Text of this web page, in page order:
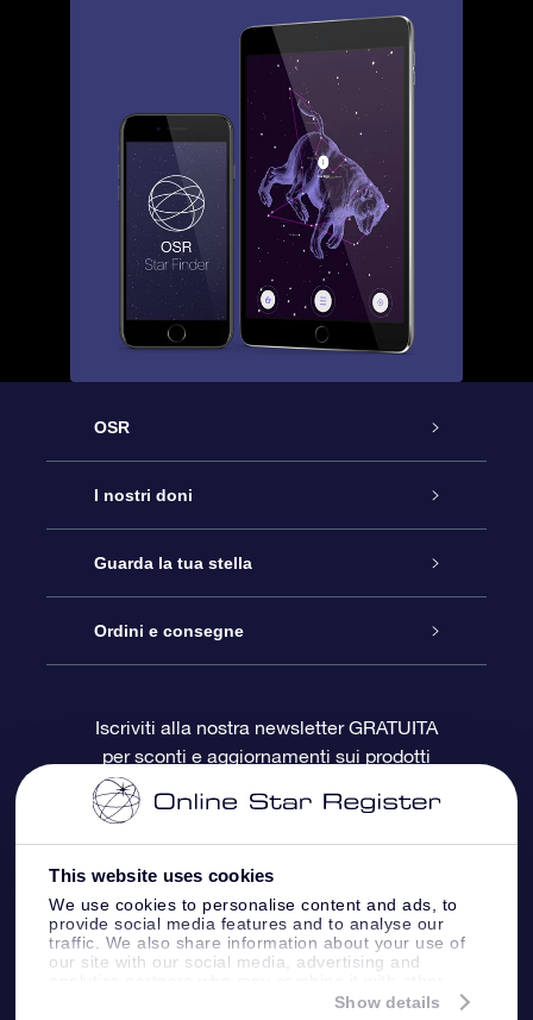
This website uses cookies
We use cookies to personalise content and ads, to
provide social media features and to analyse our
traffic. We also share information about your use of
our site with our social media, advertising and
information that you’ve provided to them or that
Show details
OSR
Assistenza
Contattaci
Blog
OSR Recensioni
I nostri doni
Online Star Gift
Pacchetto regalo OSR
Gift Card OSR
Doni aziendali
Guarda la tua stella
Registro stellare
Star Page personalizzata
One Million Stars
OSR Starsaver
App VR ‘Fly me to the stars’
Ordini e consegne
Informazioni di Pagamento
Politica di reso
Costellazioni
Iscriviti alla nostra newsletter GRATUITA
per sconti e aggiornamenti sui prodotti